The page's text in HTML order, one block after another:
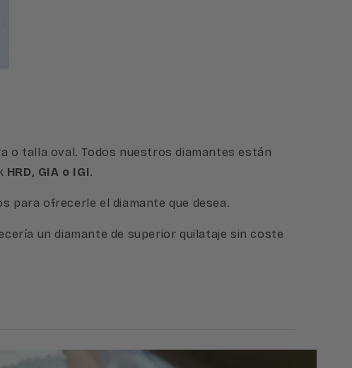
o talla oval. Todos nuestros diamantes están
HRD, GIA o IGI.
para ofrecerle el diamante que desea.
un diamante de superior quilataje sin coste